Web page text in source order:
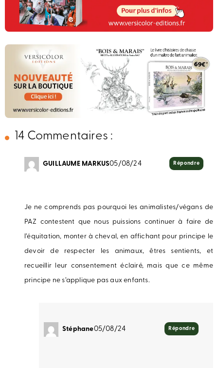
14 Commentaires :
GUILLAUME MARKUS05/08/24
Je ne comprends pas pourquoi les animalistes/végans de
PAZ contestent que nous puissions continuer à faire de
l’équitation, monter à cheval, en affichant pour principe le
devoir de respecter les animaux, êtres sentients, et
recueillir leur consentement éclairé, mais que ce même
principe ne s’applique pas aux enfants.
Répondre
Stéphane05/08/24 Répondre